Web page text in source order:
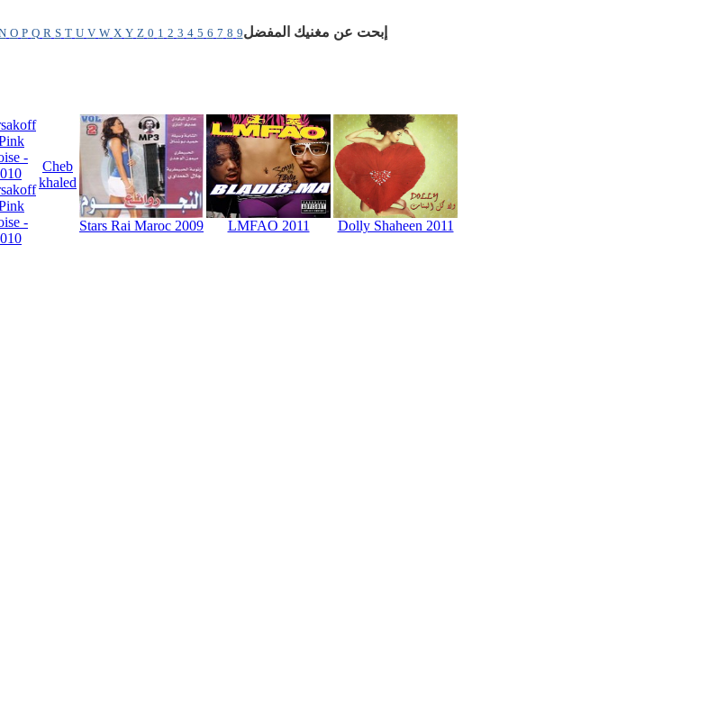
O P Q R S T U V W X Y Z 0 1 2 3 4 5 6 7 8 9إبحت عن مغنيك المفضل
-
Cheb
khaled
Stars Rai Maroc 2009 LMFAO 2011 Dolly Shaheen 2011